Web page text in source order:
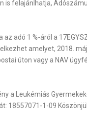
is felajánlhatja,
az adó 1 %-áról a
amelyet, 2018.
úton vagy a NAV
a Leukémiás
18557071-1-09